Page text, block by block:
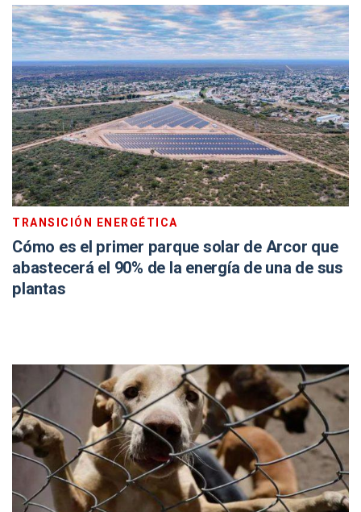
TRANSICIÓN ENERGÉTICA
Cómo es el primer parque solar de Arcor que
abastecerá el 90% de la energía de una de sus
plantas